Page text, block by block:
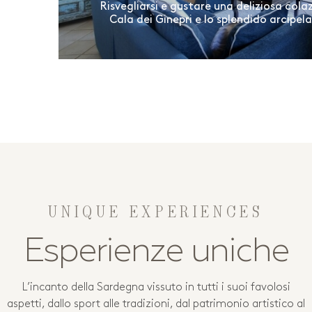
Risvegliarsi e gustare una deliziosa
Cala dei Ginepri e lo splendido
UNIQUE EXPERIENCES
Esperienze uniche
L’incanto della Sardegna vissuto in tutti i suoi favolosi
aspetti, dallo sport alle tradizioni, dal patrimonio artistico al